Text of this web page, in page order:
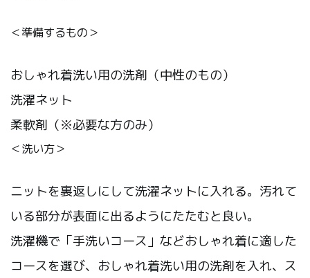
＜準備するもの＞
おしゃれ着洗い用の洗剤（中性のもの）
洗濯ネット
柔軟剤（※必要な方のみ）
＜洗い方＞
ニットを裏返しにして洗濯ネットに入れる。汚れて
いる部分が表面に出るようにたたむと良い。
洗濯機で「手洗いコース」などおしゃれ着に適した
コースを選び、おしゃれ着洗い用の洗剤を入れ、ス